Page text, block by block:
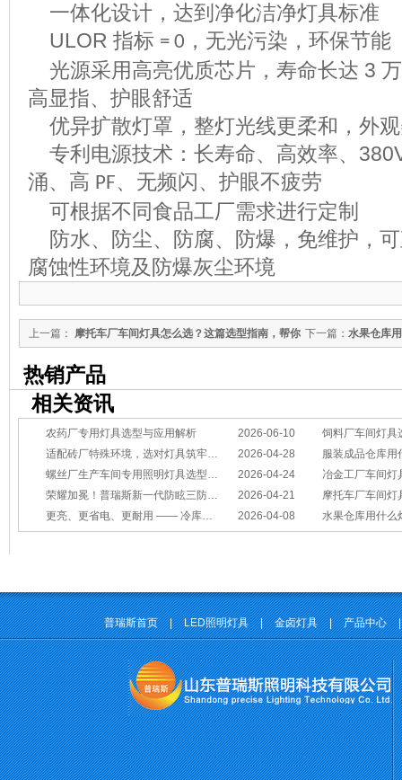
一体化设计，达到净化洁净灯具标准
ULOR 指标 = 0 ，无光污染，环保节能
光源采用高亮优质芯片，寿命长达 3
高显指、护眼舒适
优异扩散灯罩，整灯光线更柔和，外
专利电源技术：长寿命、高效率、
涌、高 PF、无频闪、护眼不疲劳
可根据不同食品工厂需求进行定制
防水、防尘、防腐、防爆，免维护，
腐蚀性环境及防爆灰尘环境
下一篇： 水果仓库
上一篇： 摩托车厂车间灯具怎么选？这篇选型指南，帮你
避坑又节能
热销产品
相关资讯
2026-06-10
农药厂专用灯具选型与应用解析
饲料厂车间灯具
2026-04-28
适配砖厂特殊环境，选对灯具筑牢生产安全线
服装成品仓库用
2026-04-24
螺丝厂生产车间专用照明灯具选型方案
冶金工厂车间灯具选型指南：
2026-04-21
荣耀加冕！普瑞斯新一代防眩三防灯BC-L斩获2026阿拉丁神灯奖
摩托车厂车间灯具怎么选？
2026-04-08
更亮、更省电、更耐用 —— 冷库照明优选 水果仓库用什么
普瑞斯首页 | LED照明灯具 | 金卤灯具 | 产品中心 |